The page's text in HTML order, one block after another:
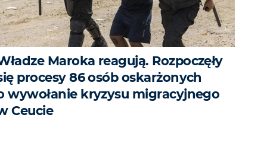
Maroka reagują. Rozpoczęły
procesy 86 osób oskarżonych
wywołanie kryzysu migracyjnego
Ceucie